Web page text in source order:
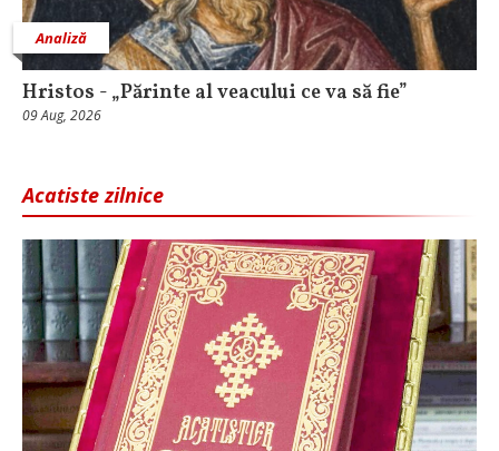
Analiză
Hristos - „Părinte al veacului ce va să fie”
09 Aug, 2026
Acatiste zilnice